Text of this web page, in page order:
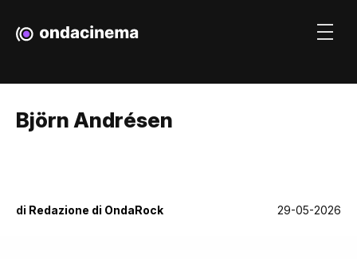
Björn Andrésen
di Redazione di OndaRock 29-05-2026